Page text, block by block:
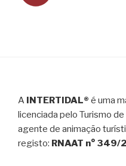
A INTERTIDAL® é uma
licenciada pelo Turismo
agente de animação
registo: RNAAT n° 349/